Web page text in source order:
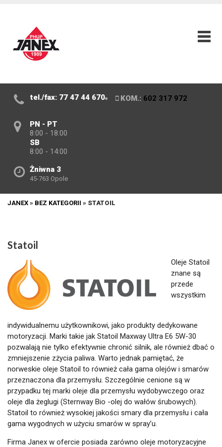
tel./fax: 77 47 44 670 KOM.: 602 317 972
PN - PT
8:00 - 18:00
SB
8:00 - 14:00
Żniwna 3
45-763 Opole
JANEX » BEZ KATEGORII » STATOIL
Statoil
Oleje Statoil
znane są
przede
wszystkim
indywidualnemu użytkownikowi, jako produkty dedykowane
motoryzacji. Marki takie jak Statoil Maxway Ultra E6 5W-30
pozwalają nie tylko efektywnie chronić silnik, ale również dbać o
zmniejszenie zżycia paliwa. Warto jednak pamiętać, że
norweskie oleje Statoil to również cała gama olejów i smarów
przeznaczona dla przemysłu. Szczególnie cenione są w
przypadku tej marki oleje dla przemysłu wydobywczego oraz
oleje dla żeglugi (Sternway Bio -olej do wałów śrubowych).
Statoil to również wysokiej jakości smary dla przemysłu i cała
gama wygodnych w użyciu smarów w spray’u.
Firma Janex w ofercie posiada zarówno oleje motoryzacyjne